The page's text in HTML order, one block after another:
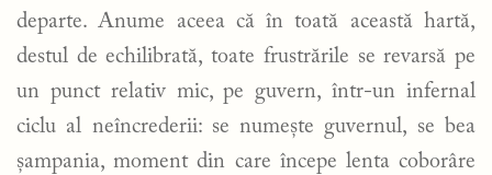
departe. Anume aceea că în toată această hartă,
destul de echilibrată, toate frustrările se revarsă pe
un punct relativ mic, pe guvern, într-un infernal
ciclu al neîncrederii: se numește guvernul, se bea
șampania, moment din care începe lenta coborâre